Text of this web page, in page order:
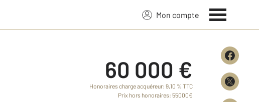
Mon compte
60 000 €
Honoraires charge acquéreur: 9,10 % TTC
Prix hors honoraires: 55000€